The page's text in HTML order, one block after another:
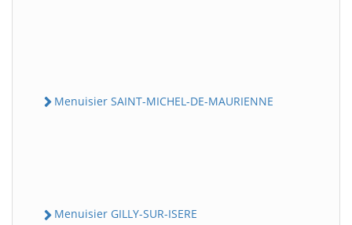
Menuisier SAINT-MICHEL-DE-MAURIENNE
Menuisier GILLY-SUR-ISERE